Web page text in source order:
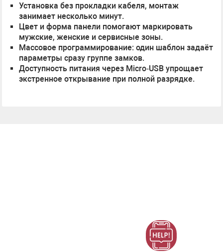
Установка без прокладки кабеля, монтаж
занимает несколько минут.
Цвет и форма панели помогают маркировать
мужские, женские и сервисные зоны.
Массовое программирование: один шаблон задаёт
параметры сразу группе замков.
Доступность питания через Micro‑USB упрощает
экстренное открывание при полной разрядке.